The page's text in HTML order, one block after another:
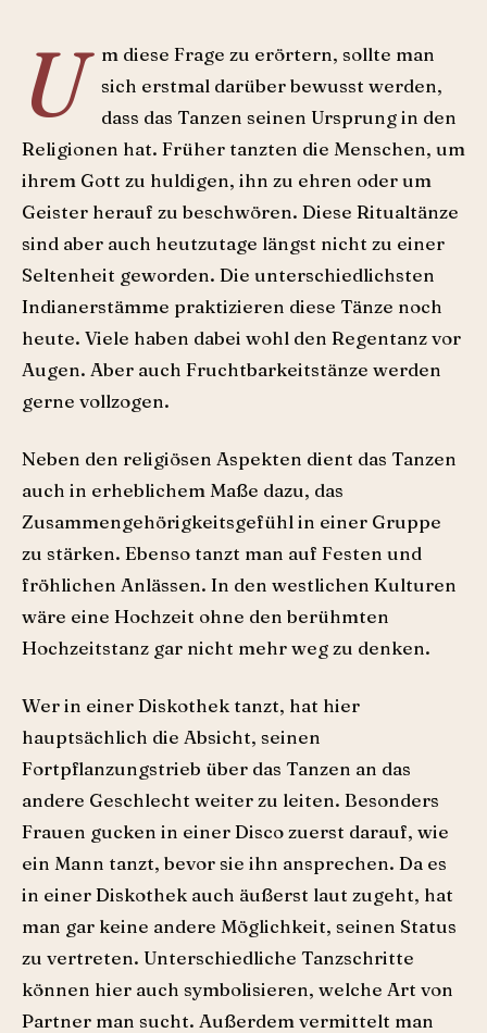
U
m diese Frage zu erörtern, sollte man
sich erstmal darüber bewusst werden,
dass das Tanzen seinen Ursprung in den
Religionen hat. Früher tanzten die Menschen, um
ihrem Gott zu huldigen, ihn zu ehren oder um
Geister herauf zu beschwören. Diese Ritualtänze
sind aber auch heutzutage längst nicht zu einer
Seltenheit geworden. Die unterschiedlichsten
Indianerstämme praktizieren diese Tänze noch
heute. Viele haben dabei wohl den Regentanz vor
Augen. Aber auch Fruchtbarkeitstänze werden
gerne vollzogen.
Neben den religiösen Aspekten dient das Tanzen
auch in erheblichem Maße dazu, das
Zusammengehörigkeitsgefühl in einer Gruppe
zu stärken. Ebenso tanzt man auf Festen und
fröhlichen Anlässen. In den westlichen Kulturen
wäre eine Hochzeit ohne den berühmten
Hochzeitstanz gar nicht mehr weg zu denken.
Wer in einer Diskothek tanzt, hat hier
hauptsächlich die Absicht, seinen
Fortpflanzungstrieb über das Tanzen an das
andere Geschlecht weiter zu leiten. Besonders
Frauen gucken in einer Disco zuerst darauf, wie
ein Mann tanzt, bevor sie ihn ansprechen. Da es
in einer Diskothek auch äußerst laut zugeht, hat
man gar keine andere Möglichkeit, seinen Status
zu vertreten. Unterschiedliche Tanzschritte
können hier auch symbolisieren, welche Art von
Partner man sucht. Außerdem vermittelt man